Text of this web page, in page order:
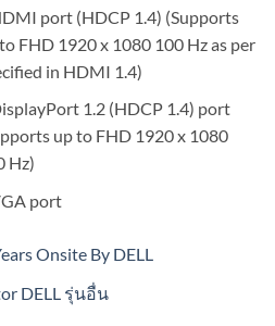
port (HDCP 1.4) (Supports
FHD 1920 x 1080 100 Hz as per
in HDMI 1.4)
1.2 (HDCP 1.4) port
up to FHD 1920 x 1080
Hz)
port
Onsite By DELL
DELL รุ่นอื่น